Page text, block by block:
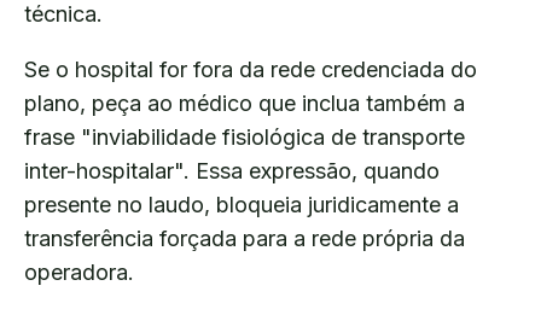
técnica.
Se o hospital for fora da rede credenciada do
plano, peça ao médico que inclua também a
frase "inviabilidade fisiológica de transporte
inter-hospitalar". Essa expressão, quando
presente no laudo, bloqueia juridicamente a
transferência forçada para a rede própria da
operadora.